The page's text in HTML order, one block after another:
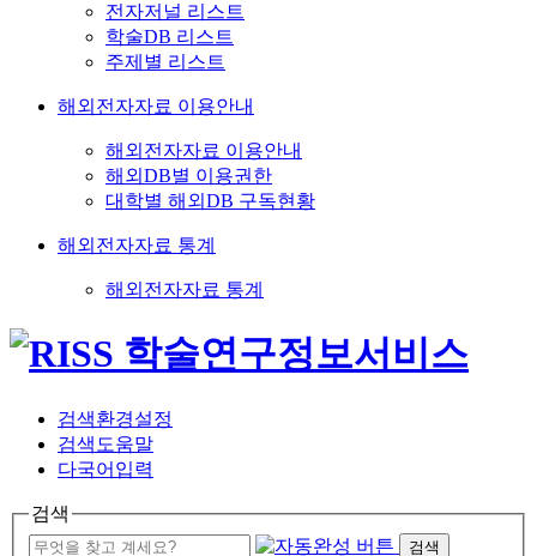
전자저널 리스트
학술DB 리스트
주제별 리스트
해외전자자료 이용안내
해외전자자료 이용안내
해외DB별 이용권한
대학별 해외DB 구독현황
해외전자자료 통계
해외전자자료 통계
검색환경설정
검색도움말
다국어입력
검색
검색